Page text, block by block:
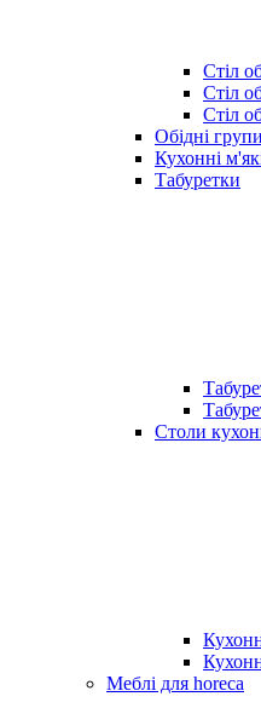
Стіл
Стіл
Стіл
Обідні групи
Кухонні
Табуретки
Столи
Меблі для horeca